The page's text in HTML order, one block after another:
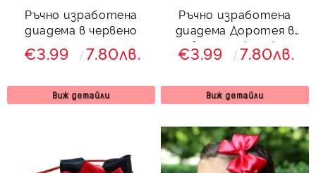
Ръчно изработена
диадема в червено
€3.99 7.80лв.
Виж детайли
Ръчно изработена
диадема Доротея в
червено от колекция
Червеника
€3.99 7.80лв.
Виж детайли